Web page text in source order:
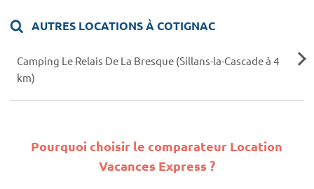
AUTRES LOCATIONS À COTIGNAC
Camping Le Relais De La Bresque (Sillans-la-Cascade à 4
km)
Pourquoi choisir le comparateur Location
Vacances Express ?